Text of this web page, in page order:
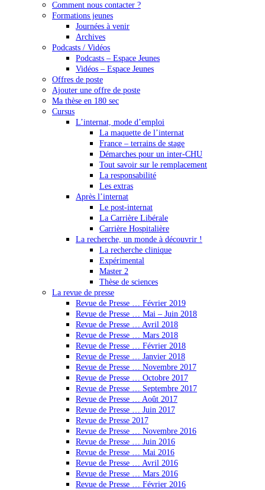
Comment nous contacter ?
Formations jeunes
Journées à venir
Archives
Podcasts / Vidéos
Podcasts – Espace Jeunes
Vidéos – Espace Jeunes
Offres de poste
Ajouter une offre de poste
Ma thèse en 180 sec
Cursus
L’internat, mode d’emploi
La maquette de l’internat
France – terrains de stage
Démarches pour un inter-CHU
Tout savoir sur le remplacement
La responsabilité
Les extras
Après l’internat
Le post-internat
La Carrière Libérale
Carrière Hospitalière
La recherche, un monde à découvrir !
La recherche clinique
Expérimental
Master 2
Thèse de sciences
La revue de presse
Revue de Presse … Février 2019
Revue de Presse … Mai – Juin 2018
Revue de Presse … Avril 2018
Revue de Presse … Mars 2018
Revue de Presse … Février 2018
Revue de Presse … Janvier 2018
Revue de Presse … Novembre 2017
Revue de Presse … Octobre 2017
Revue de Presse … Septembre 2017
Revue de Presse … Août 2017
Revue de Presse … Juin 2017
Revue de Presse 2017
Revue de Presse … Novembre 2016
Revue de Presse … Juin 2016
Revue de Presse … Mai 2016
Revue de Presse … Avril 2016
Revue de Presse … Mars 2016
Revue de Presse … Février 2016